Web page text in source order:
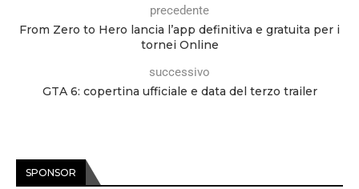
precedente
From Zero to Hero lancia l’app definitiva e gratuita per i
tornei Online
successivo
GTA 6: copertina ufficiale e data del terzo trailer
SPONSOR